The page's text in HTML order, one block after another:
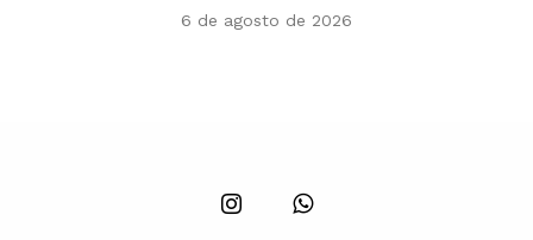
6 de agosto de 2026